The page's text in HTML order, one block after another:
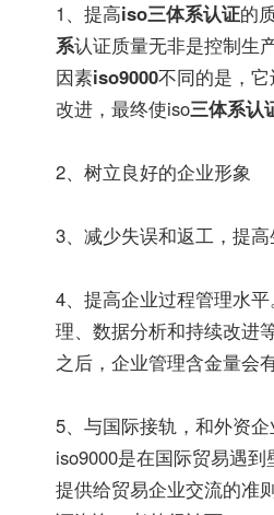
1、提高iso三体系认证的
系认证质量无非是控制生
因素iso9000不同的是，
改进，最终使iso三体系认
2、树立良好的企业形象
3、减少失误和返工，提高
4、提高企业过程管理水
理、数据分析和持续改进
之后，企业管理含金量会
5、与国际接轨，和外资企
iso9000是在国际贸易遇
提供给贸易企业交流的准